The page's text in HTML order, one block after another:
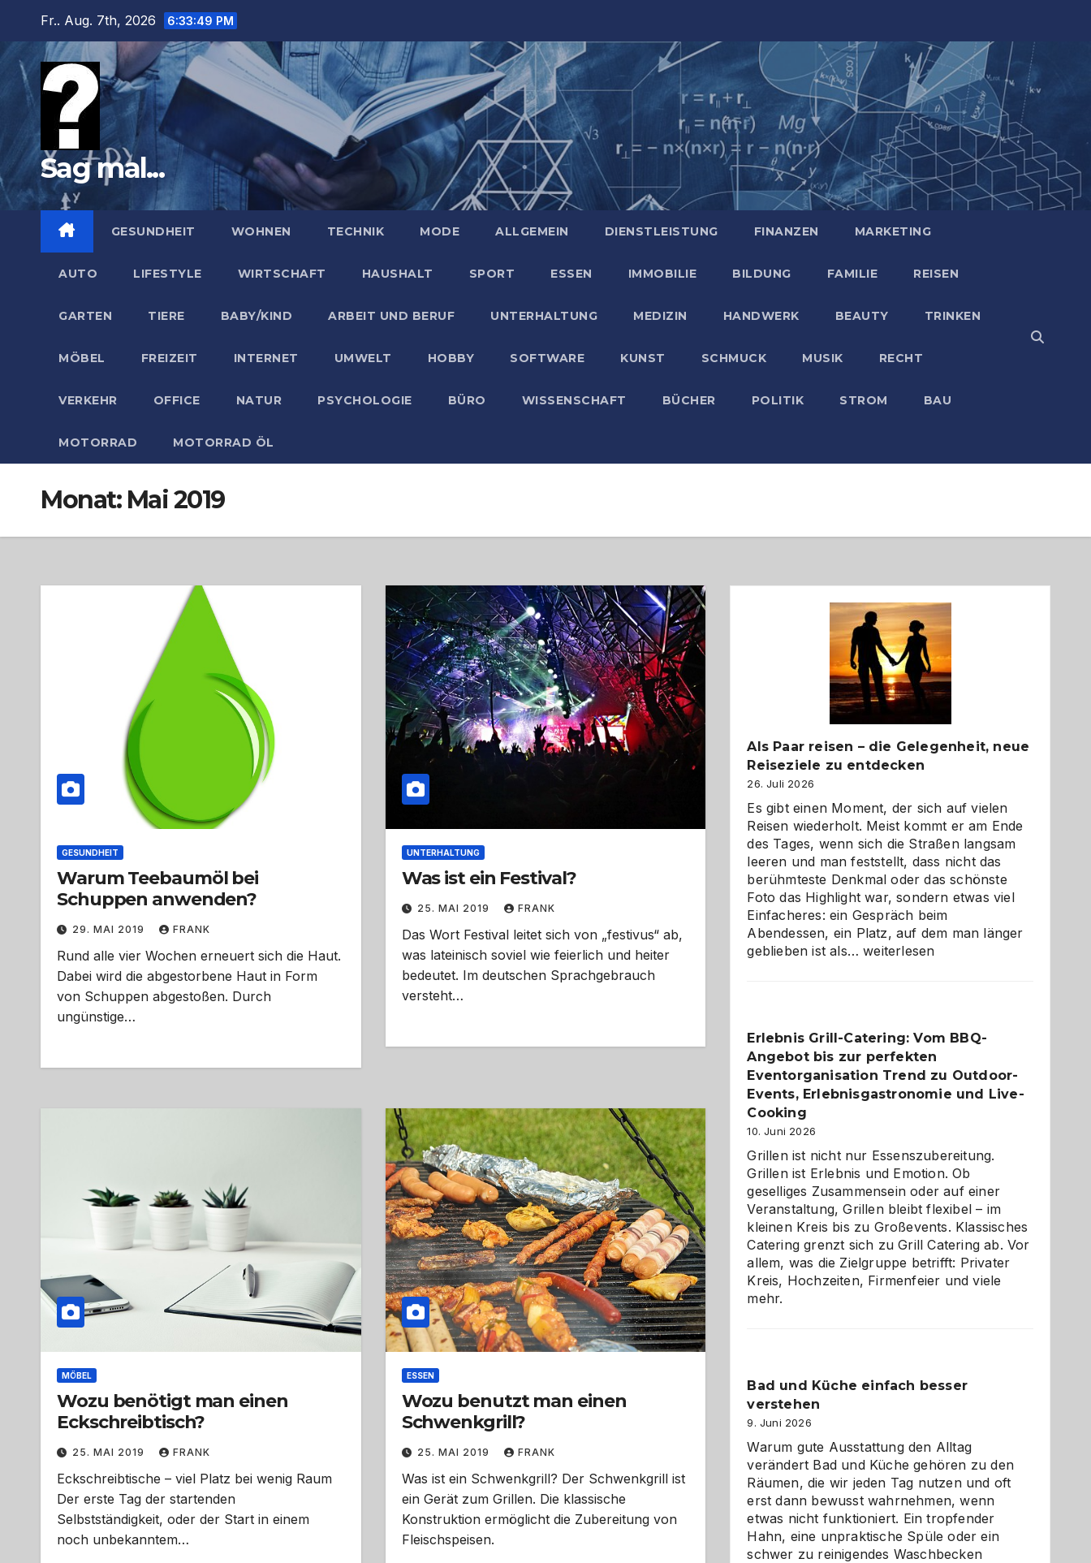
springen
Fr.. Aug. 7th, 2026 6:33:50 PM
Sag mal...
GESUNDHEIT WOHNEN TECHNIK MODE ALLGEMEIN DIENSTLEISTUNG FINANZEN MARKETING
AUTO LIFESTYLE WIRTSCHAFT HAUSHALT SPORT ESSEN IMMOBILIE BILDUNG FAMILIE REISEN
GARTEN TIERE BABY/KIND ARBEIT UND BERUF UNTERHALTUNG MEDIZIN HANDWERK BEAUTY TRINKEN
MÖBEL FREIZEIT INTERNET UMWELT HOBBY SOFTWARE KUNST SCHMUCK MUSIK RECHT
VERKEHR OFFICE NATUR PSYCHOLOGIE BÜRO WISSENSCHAFT BÜCHER POLITIK STROM BAU
MOTORRAD MOTORRAD ÖL
Monat: Mai 2019
GESUNDHEIT
Warum Teebaumöl bei
Schuppen anwenden?
29. MAI 2019 FRANK
Rund alle vier Wochen erneuert sich die Haut.
Dabei wird die abgestorbene Haut in Form
von Schuppen abgestoßen. Durch
ungünstige…
UNTERHALTUNG
Was ist ein Festival?
25. MAI 2019 FRANK
Das Wort Festival leitet sich von „festivus“ ab,
was lateinisch soviel wie feierlich und heiter
bedeutet. Im deutschen Sprachgebrauch
versteht…
MÖBEL
Wozu benötigt man einen
Eckschreibtisch?
25. MAI 2019 FRANK
Eckschreibtische – viel Platz bei wenig Raum
Der erste Tag der startenden
Selbstständigkeit, oder der Start in einem
noch unbekanntem…
ESSEN
Wozu benutzt man einen
Schwenkgrill?
25. MAI 2019 FRANK
Was ist ein Schwenkgrill? Der Schwenkgrill ist
ein Gerät zum Grillen. Die klassische
Konstruktion ermöglicht die Zubereitung von
Fleischspeisen.
Als Paar reisen – die Gelegenheit, neue
Reiseziele zu entdecken
26. Juli 2026
Es gibt einen Moment, der sich auf vielen
Reisen wiederholt. Meist kommt er am Ende
des Tages, wenn sich die Straßen langsam
leeren und man feststellt, dass nicht das
berühmteste Denkmal oder das schönste
Foto das Highlight war, sondern etwas viel
Einfacheres: ein Gespräch beim
Abendessen, ein Platz, auf dem man länger
geblieben ist als…Als
Gelegenheit,
neue
Reiseziele
zu
weiterlesen
Erlebnis Grill-Catering: Vom BBQ-
Angebot bis zur perfekten
Eventorganisation Trend zu Outdoor-
Events, Erlebnisgastronomie und Live-
Cooking
10. Juni 2026
Grillen ist nicht nur Essenszubereitung.
Grillen ist Erlebnis und Emotion. Ob
geselliges Zusammensein oder auf einer
Veranstaltung, Grillen bleibt flexibel – im
kleinen Kreis bis zu Großevents. Klassisches
Catering grenzt sich zu Grill Catering ab. Vor
allem, was die Zielgruppe betrifft: Privater
Kreis, Hochzeiten, Firmenfeier und viele
mehr.
Bad und Küche einfach besser
verstehen
9. Juni 2026
Warum gute Ausstattung den Alltag
verändert Bad und Küche gehören zu den
Räumen, die wir jeden Tag nutzen und oft
erst dann bewusst wahrnehmen, wenn
etwas nicht funktioniert. Ein tropfender
Hahn, eine unpraktische Spüle oder ein
schwer zu reinigendes Waschbecken